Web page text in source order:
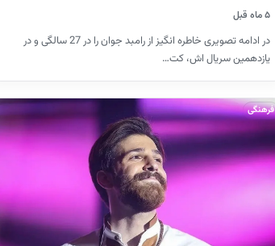
۵ ماه قبل
در ادامه تصویری خاطره انگیز از رامبد جوان را در 27 سالگی و در
یازدهمین سریال اش، کت…
فرهنگی